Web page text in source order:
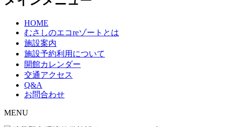
HOME
むさしのエコreゾートとは
施設案内
施設予約利用について
開館カレンダー
交通アクセス
Q&A
お問合わせ
MENU